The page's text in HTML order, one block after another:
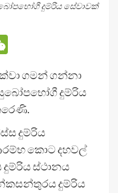
දුම්රිය සේවාවක්
ගමන් ගන්නා
දුම්රිය
දුම්රිය
කොට දහවල්
ස්ථානය
දුම්රිය